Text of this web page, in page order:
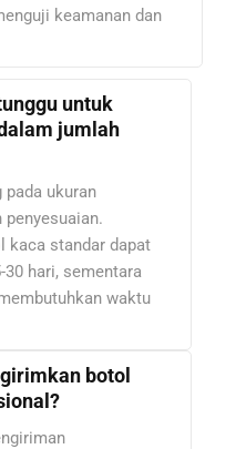
keamanan dan
untuk
jumlah
pada ukuran
penyesuaian.
kaca standar dapat
hari, sementara
waktu
botol